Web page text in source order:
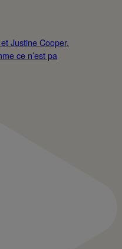
ce n’est pa